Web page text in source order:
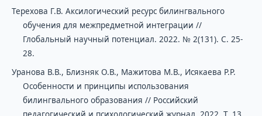
Терехова Г.В. Аксилогический ресурс билингвального
обучения для межпредметной интеграции //
Глобальный научный потенциал. 2022. № 2(131). С. 25-
28.
Уранова В.В., Близняк О.В., Мажитова М.В., Исякаева Р.Р.
Особенности и принципы использования
билингвального образования // Российский